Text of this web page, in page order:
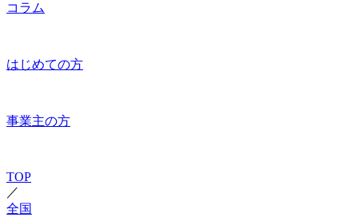
コラム
はじめての方
事業主の方
TOP
／
全国